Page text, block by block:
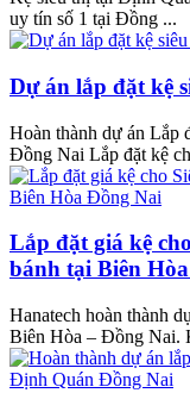
uy tín số 1 tại Đồng ...
Dự án lắp đặt kệ
Hoàn thành dự án Lắp
Đồng Nai Lắp đặt kệ
Lắp đặt giá kệ
bánh tại Biên
Hanatech hoàn thành
Biên Hòa – Đồng Nai.